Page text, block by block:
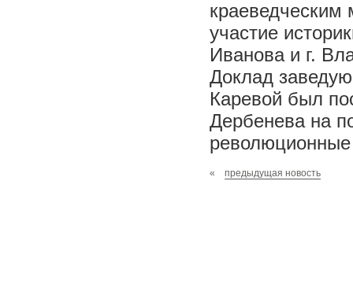
участие
Иванова и г.
Доклад
Каревой был
Дербенева на
революционные
« предыдущая новость